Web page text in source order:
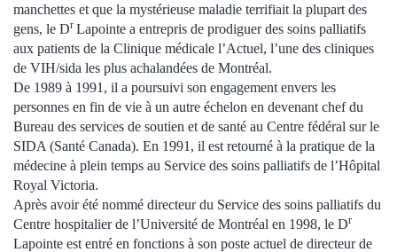
manchettes et que la mystérieuse maladie terrifiait la plupart des
gens, le Dr Lapointe a entrepris de prodiguer des soins palliatifs
aux patients de la Clinique médicale l’Actuel, l’une des cliniques
de VIH/sida les plus achalandées de Montréal.
De 1989 à 1991, il a poursuivi son engagement envers les
personnes en fin de vie à un autre échelon en devenant chef du
Bureau des services de soutien et de santé au Centre fédéral sur le
SIDA (Santé Canada). En 1991, il est retourné à la pratique de la
médecine à plein temps au Service des soins palliatifs de l’Hôpital
Royal Victoria.
Après avoir été nommé directeur du Service des soins palliatifs du
Centre hospitalier de l’Université de Montréal en 1998, le Dr
Lapointe est entré en fonctions à son poste actuel de directeur de